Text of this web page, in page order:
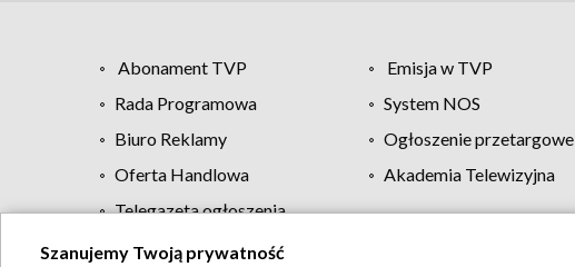
Abonament TVP Emisja w TVP
Rada Programowa
System NOS
Biuro Reklamy
Ogłoszenie przetargowe
Oferta Handlowa
Akademia Telewizyjna
Telegazeta ogłoszenia
Szanujemy Twoją prywatność